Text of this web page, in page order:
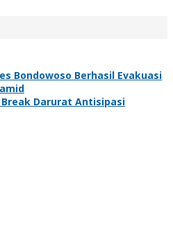
Bondowoso Berhasil Evakuasi
Darurat Antisipasi